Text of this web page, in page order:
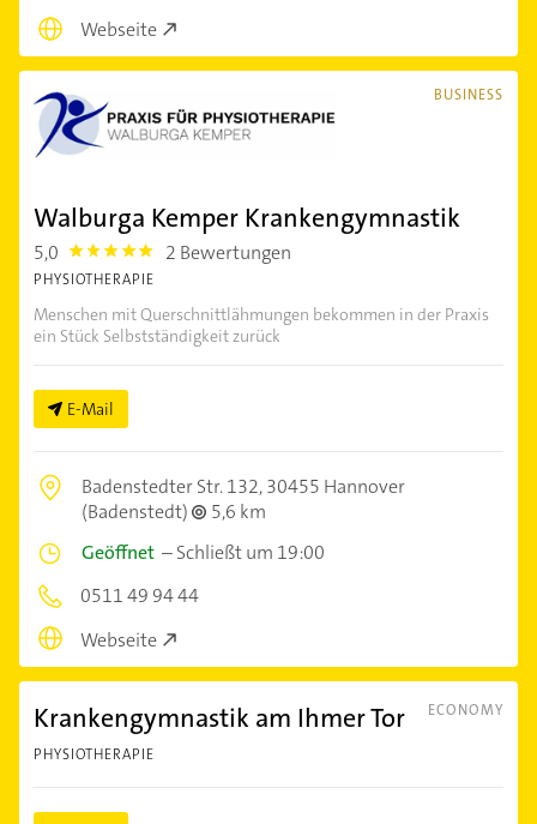
Webseite
BUSINESS
Walburga Kemper Krankengymnastik
5,0 5.0 2 Bewertungen
PHYSIOTHERAPIE
Menschen mit Querschnittlähmungen bekommen in der Praxis
ein Stück Selbstständigkeit zurück
E-Mail
Badenstedter Str. 132,30455 Hannover
(Badenstedt)
5,6 km
Geöffnet –Schließt um 19:00
0511 49 94 44
Webseite
ECONOMY
Krankengymnastik am Ihmer Tor
PHYSIOTHERAPIE